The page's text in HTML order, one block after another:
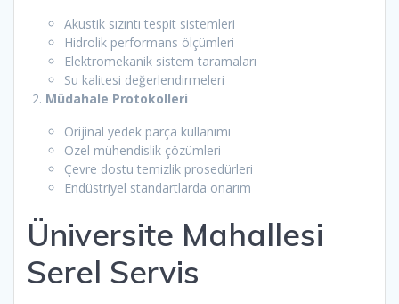
Akustik sızıntı tespit sistemleri
Hidrolik performans ölçümleri
Elektromekanik sistem taramaları
Su kalitesi değerlendirmeleri
Müdahale Protokolleri
Orijinal yedek parça kullanımı
Özel mühendislik çözümleri
Çevre dostu temizlik prosedürleri
Endüstriyel standartlarda onarım
Üniversite Mahallesi
Serel Servis